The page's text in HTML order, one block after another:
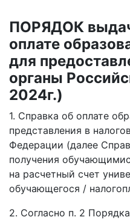
ПОРЯДОК
оплате
для
органы
2024г.)
1. Справка об оплате
представления в
Федерации (далее
получения
на расчетный счет
обучающегося /
2. Согласно п. 2